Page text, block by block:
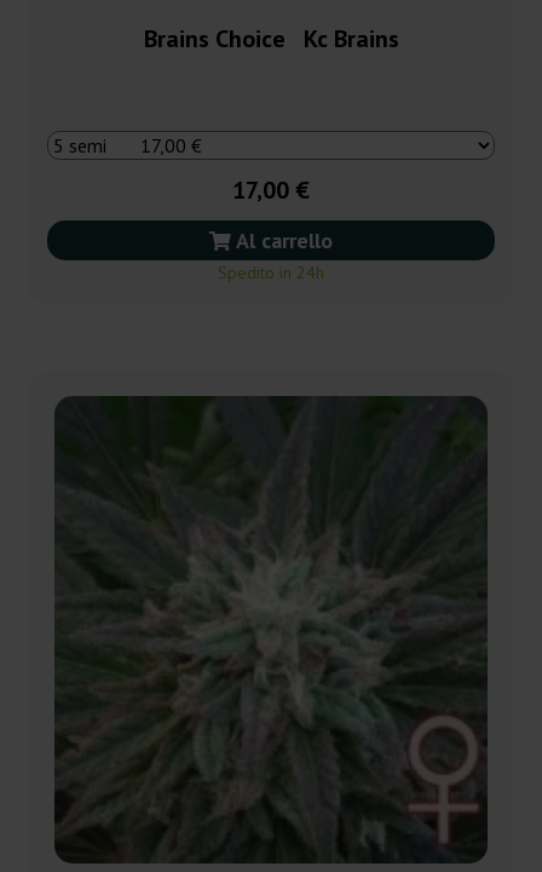
Brains Choice Kc Brains
17,00 €
Al carrello
Spedito in 24h